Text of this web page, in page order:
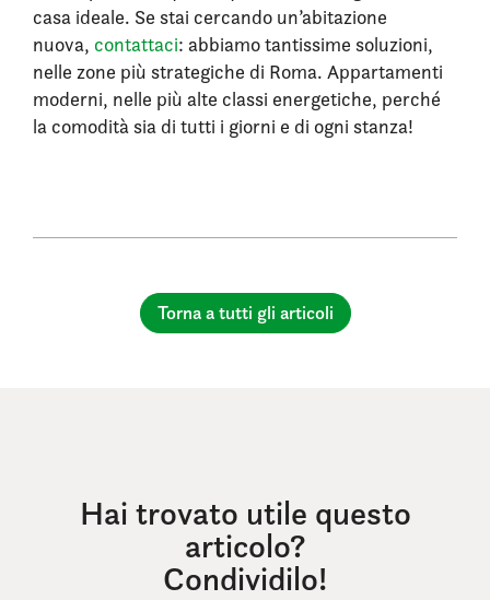
casa ideale. Se stai cercando un’abitazione
nuova, contattaci: abbiamo tantissime soluzioni,
nelle zone più strategiche di Roma. Appartamenti
moderni, nelle più alte classi energetiche, perché
la comodità sia di tutti i giorni e di ogni stanza!
Torna a tutti gli articoli
Hai trovato utile questo
articolo?
Condividilo!